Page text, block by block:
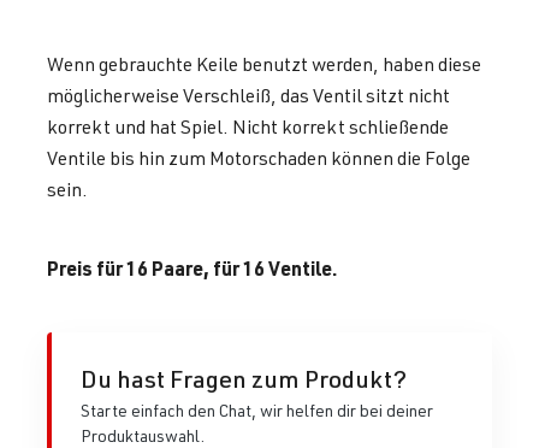
Wenn gebrauchte Keile benutzt werden, haben diese
möglicherweise Verschleiß, das Ventil sitzt nicht
korrekt und hat Spiel. Nicht korrekt schließende
Ventile bis hin zum Motorschaden können die Folge
sein.
Preis für 16 Paare, für 16 Ventile.
Du hast Fragen zum Produkt?
Starte einfach den Chat, wir helfen dir bei deiner
Produktauswahl.